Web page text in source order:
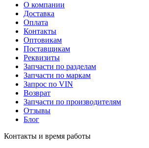
О компании
Доставка
Оплата
Контакты
Оптовикам
Поставщикам
Реквизиты
Запчасти по разделам
Запчасти по маркам
Запрос по VIN
Возврат
Запчасти по производителям
Отзывы
Блог
Контакты и время работы